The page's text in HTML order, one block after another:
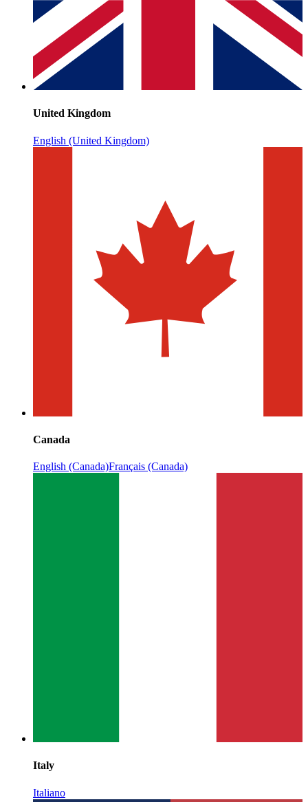
United Kingdom
English (United Kingdom)
Canada
English (Canada)Français (Canada)
Italy
Italiano